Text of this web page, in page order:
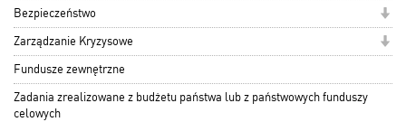
Bezpieczeństwo
Zarządzanie Kryzysowe
Fundusze zewnętrzne
Zadania zrealizowane z budżetu państwa lub z państwowych funduszy
celowych